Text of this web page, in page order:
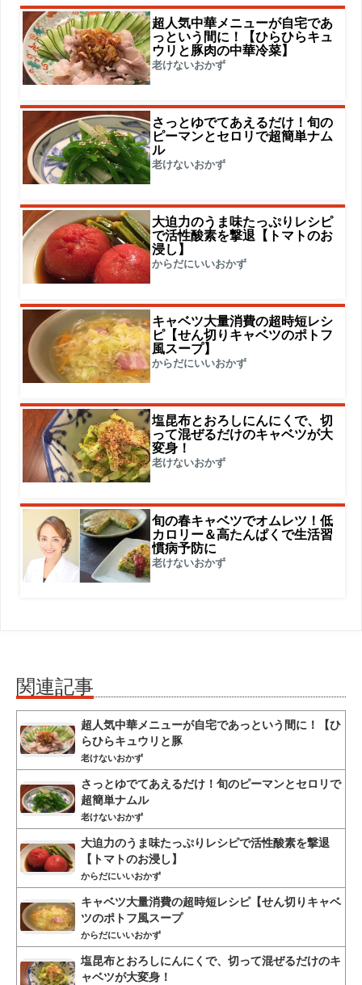
超人気中華メニューが自宅であ
っという間に！【ひらひらキュ
ウリと豚肉の中華冷菜】
老けないおかず
さっとゆでてあえるだけ！旬の
ピーマンとセロリで超簡単ナム
ル
老けないおかず
大迫力のうま味たっぷりレシピ
で活性酸素を撃退【トマトのお
浸し】
からだにいいおかず
キャベツ大量消費の超時短レシ
ピ【せん切りキャベツのポトフ
風スープ】
からだにいいおかず
塩昆布とおろしにんにくで、切
って混ぜるだけのキャベツが大
変身！
老けないおかず
旬の春キャベツでオムレツ！低
カロリー＆高たんぱくで生活習
慣病予防に
老けないおかず
関連記事
超人気中華メニューが自宅であっという間に！【ひ
らひらキュウリと豚
老けないおかず
さっとゆでてあえるだけ！旬のピーマンとセロリで
超簡単ナムル
老けないおかず
大迫力のうま味たっぷりレシピで活性酸素を撃退
【トマトのお浸し】
からだにいいおかず
キャベツ大量消費の超時短レシピ【せん切りキャベ
ツのポトフ風スープ
からだにいいおかず
塩昆布とおろしにんにくで、切って混ぜるだけのキ
ャベツが大変身！